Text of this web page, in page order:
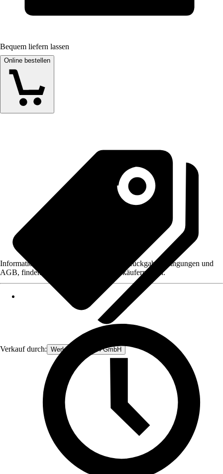
Bequem liefern lassen
Online bestellen
Verkauf durch: Werkzeugstore24 GmbH
Informationen des Verkäufers, wie z. B. Rückgabebedingungen und
AGB, finden Sie bei Klick auf den Verkäufernamen.